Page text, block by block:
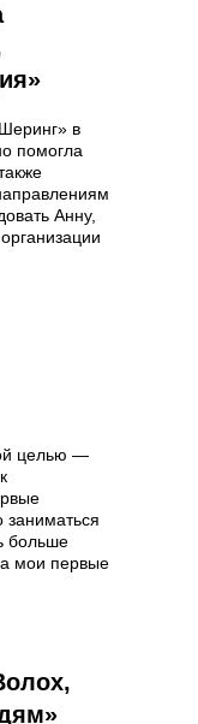
целью —
заниматься
больше
мои первые
в
помогла
Анну,